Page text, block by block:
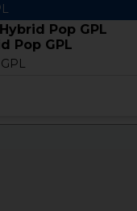
Pop GPL
Pop GPL